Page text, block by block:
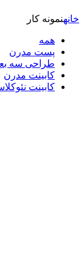
خانهنمونه کار
همه
پست مدرن
طراحی سه
کابینت مدرن
کابینت